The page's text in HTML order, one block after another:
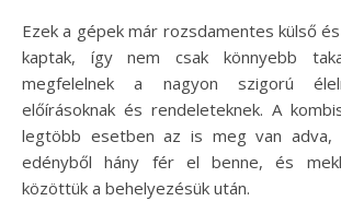
Ezek a gépek már rozsdamentes külső
kaptak, így nem csak könnyebb
megfelelnek a nagyon szigorú
előírásoknak és rendeleteknek. A
legtöbb esetben az is meg van adva,
edényből hány fér el benne, és
közöttük a behelyezésük után.